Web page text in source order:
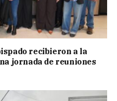
recibieron a la
jornada de reuniones